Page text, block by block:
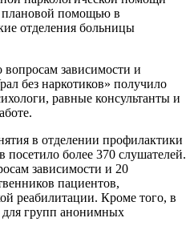
помощью в
отделения больницы
зависимости и
без наркотиков» получило
равные консультанты и
в отделении профилактики
посетило более 370 слушателей.
зависимости и 20
пациентов,
реабилитации. Кроме того, в
для групп анонимных